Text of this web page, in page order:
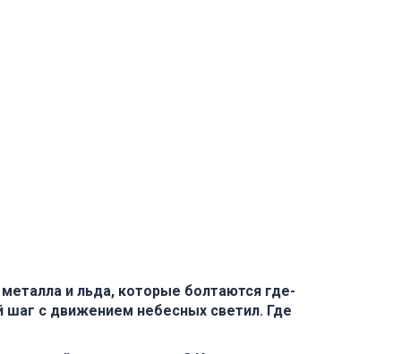
и льда, которые болтаются где-
шаг с движением небесных светил. Где